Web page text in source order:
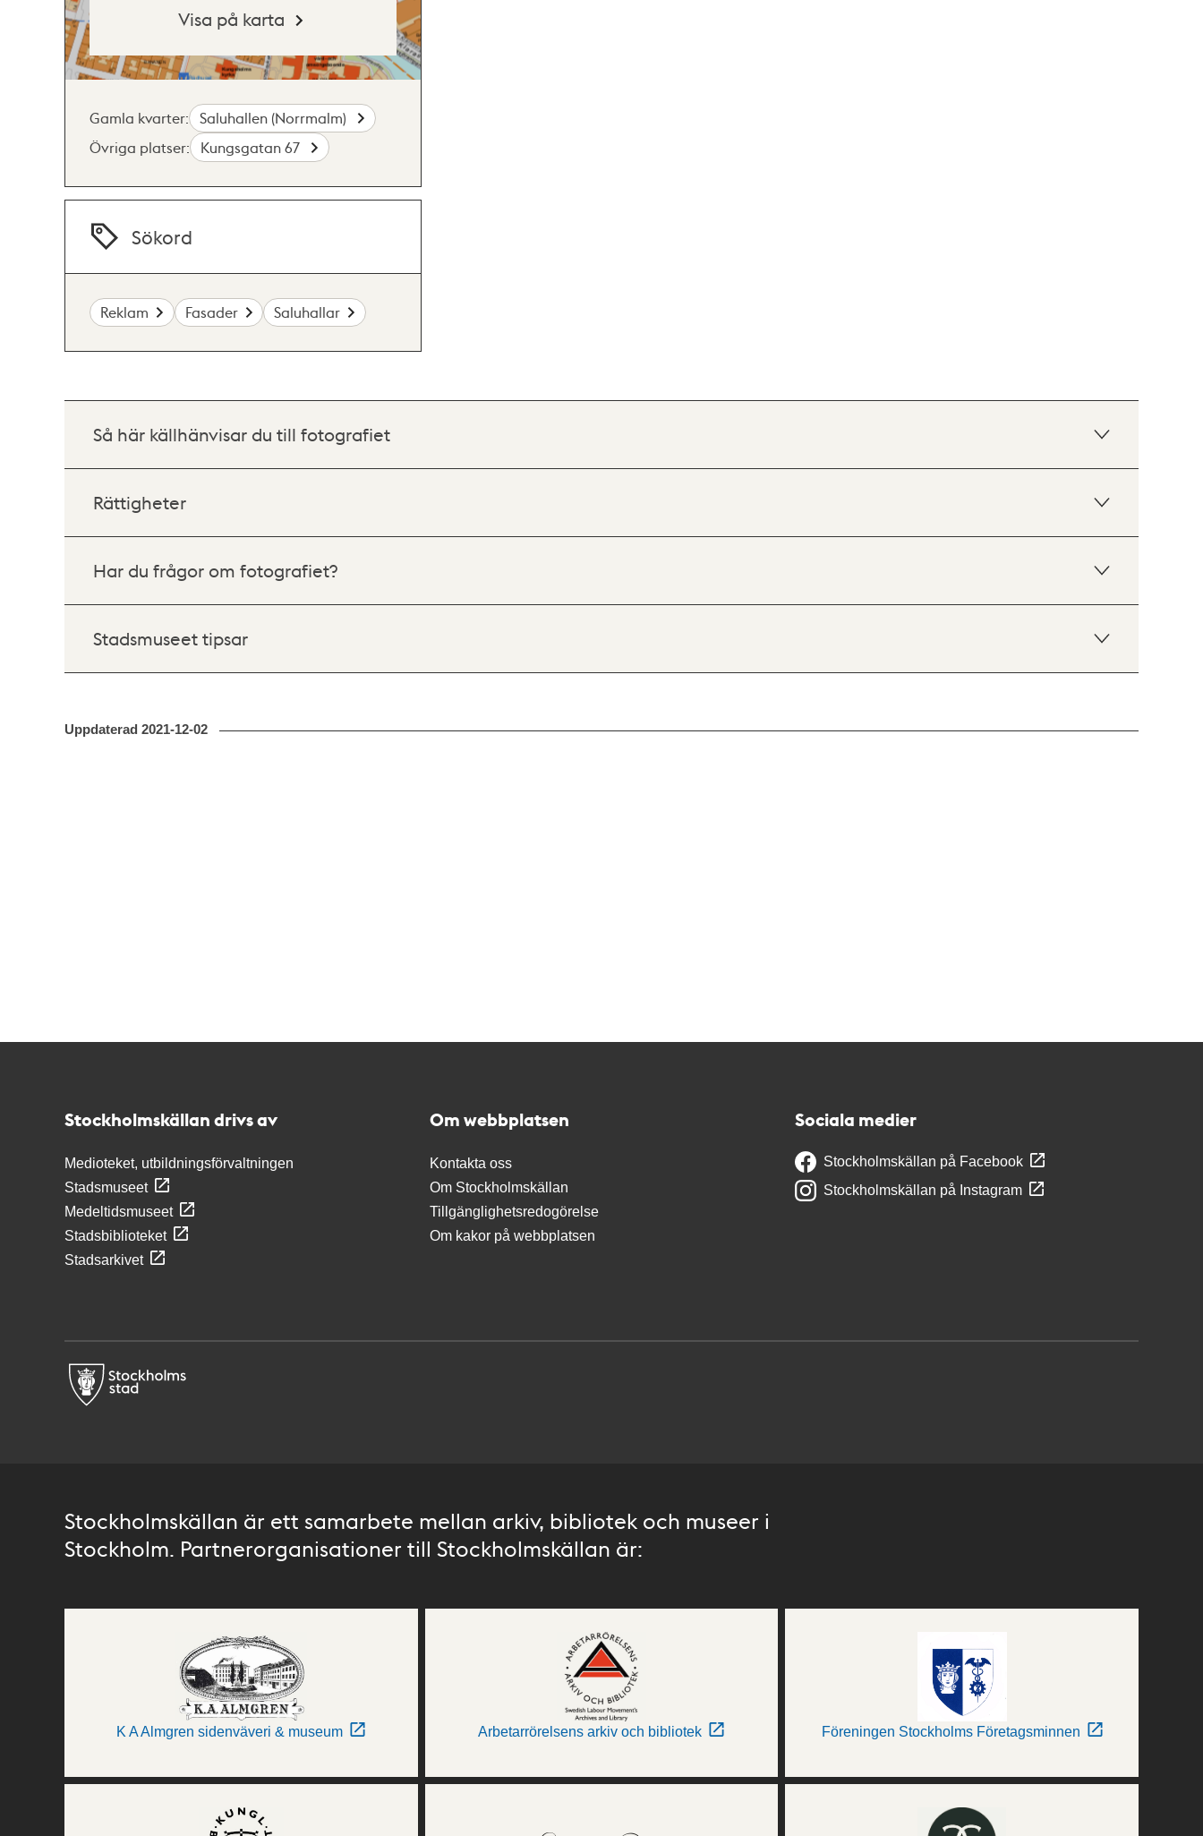
Visa på karta
Gamla kvarter:
Saluhallen (Norrmalm)
Övriga platser:
Kungsgatan 67
Sökord
Reklam Fasader Saluhallar
Så här källhänvisar du till fotografiet
Rättigheter
Har du frågor om fotografiet?
Stadsmuseet tipsar
Uppdaterad 2021-12-02
Stockholmskällan drivs av
Medioteket, utbildningsförvaltningen
Stadsmuseet
Medeltidsmuseet
Stadsbiblioteket
Stadsarkivet
Om webbplatsen
Kontakta oss
Om Stockholmskällan
Tillgänglighetsredogörelse
Om kakor på webbplatsen
Sociala medier
Stockholmskällan på Facebook
Stockholmskällan på Instagram
Stockholmskällan är ett samarbete mellan arkiv, bibliotek och museer i
Stockholm. Partnerorganisationer till Stockholmskällan är:
K A Almgren sidenväveri & museum Arbetarrörelsens arkiv och bibliotek Föreningen Stockholms Företagsminnen